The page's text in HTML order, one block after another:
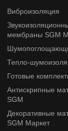
Виброизоляция
мембраны SGM
Тепло-
Готовые
Антискрипные
SGM
Декоративные
SGM Маркет